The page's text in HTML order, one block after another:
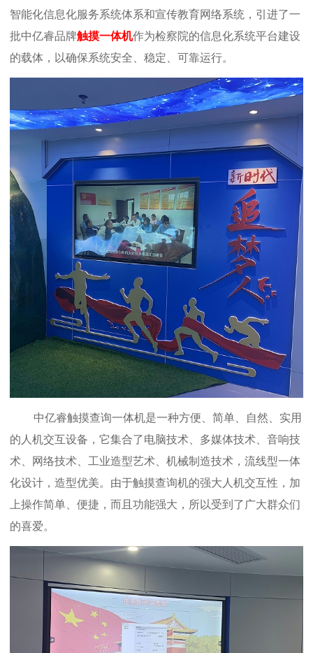
智能化信息化服务系统体系和宣传教育网络系统，引进了一
批中亿睿品牌触摸一体机作为检察院的信息化系统平台建设
的载体，以确保系统安全、稳定、可靠运行。
中亿睿触摸查询一体机是一种方便、简单、自然、实用
的人机交互设备，它集合了电脑技术、多媒体技术、音响技
术、网络技术、工业造型艺术、机械制造技术，流线型一体
化设计，造型优美。由于触摸查询机的强大人机交互性，加
上操作简单、便捷，而且功能强大，所以受到了广大群众们
的喜爱。